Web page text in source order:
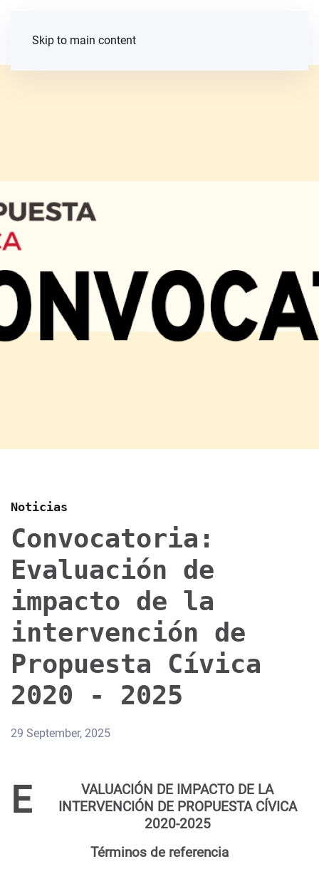
Skip to main content
Noticias
Convocatoria:
Evaluación de
impacto de la
intervención de
Propuesta Cívica
2020 - 2025
29 September, 2025
E
VALUACIÓN DE IMPACTO DE LA
INTERVENCIÓN DE PROPUESTA CÍVICA
2020-2025
Términos de referencia